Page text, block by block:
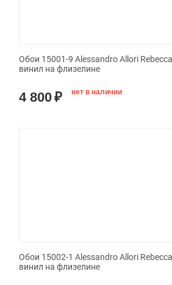
Обои 15001-9 Alessandro Allori
винил на флизелине
4 800₽ нет в наличии
Обои 15002-1 Alessandro Allori
винил на флизелине